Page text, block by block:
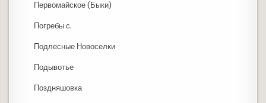
Первомайское (Быки)
Погребы с.
Подлесные Новоселки
Подывотье
Поздняшовка